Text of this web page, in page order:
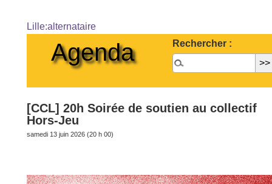
Lille:alternataire
Agenda Rechercher :
[CCL] 20h Soirée de soutien au collectif
Hors-Jeu
samedi 13 juin 2026 (20 h 00)